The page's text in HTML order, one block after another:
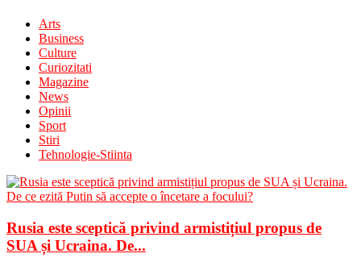
Arts
Business
Culture
Curiozitati
Magazine
News
Opinii
Sport
Stiri
Tehnologie-Stiinta
Rusia este sceptică privind armistițiul propus de
SUA și Ucraina. De...